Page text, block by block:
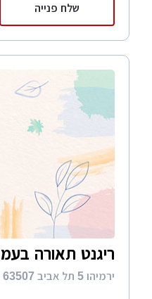
שלח פנייה
ריגנט תאורה בעמ
ירמיהו 5 תל אביב 63507